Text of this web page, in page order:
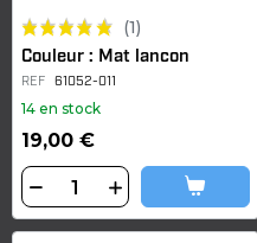
(1)
Couleur : Mat lancon
REF 61052-011
14 en stock
19,00 €